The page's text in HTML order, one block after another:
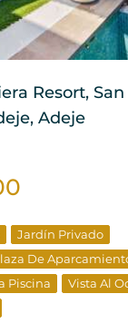
Resort,
Adeje
Jardín Privado
De
Piscina
Vista Al